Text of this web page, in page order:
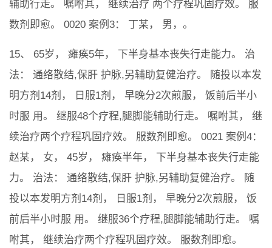
辅助行走。 嘱咐其， 继续治疗 两个疗程巩固疗效。 服
数剂即愈。 0020 案例3： 丁某， 男，。
15、 65岁， 瘫痪5年， 下半身基本丧失行走能力。 治
法： 通络散结,保肝 护脉,另辅助复健治疗。 随投以本发
明方剂14剂， 日服1剂， 早晚分2次煎服， 饭前后半小
时服 用。 继服48个疗程,腿脚能辅助行走。 嘱咐其， 继
续治疗两个疗程巩固疗效。 服数剂即愈。 0021 案例4：
赵某， 女， 45岁， 瘫痪半年， 下半身基本丧失行走能
力。 治法： 通络散结,保肝 护脉,另辅助复健治疗。 随
投以本发明方剂14剂， 日服1剂， 早晚分2次煎服， 饭
前后半小时服 用。 继服36个疗程,腿脚能辅助行走。 嘱
咐其， 继续治疗两个疗程巩固疗效。 服数剂即愈。